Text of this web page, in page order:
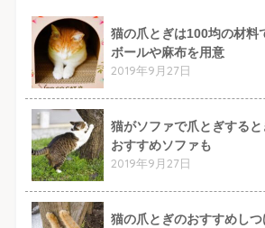
猫の爪とぎは100均の材料
ボールや麻布を用意
2019年9月27日
猫がソファで爪とぎする
おすすめソファも
2019年9月27日
猫の爪とぎのおすすめし